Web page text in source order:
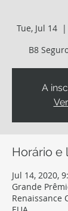
Tue, Jul 14
  |
B8
A
Horário e
Jul 14, 2020,
Grande
Renaissance